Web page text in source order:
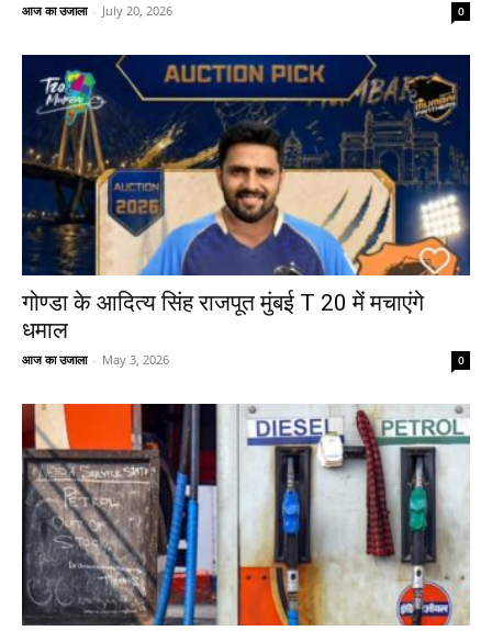
आज का उजाला - July 20, 2026 0
गोण्डा के आदित्य सिंह राजपूत मुंबई T 20 में मचाएंगे
धमाल
आज का उजाला - May 3, 2026 0